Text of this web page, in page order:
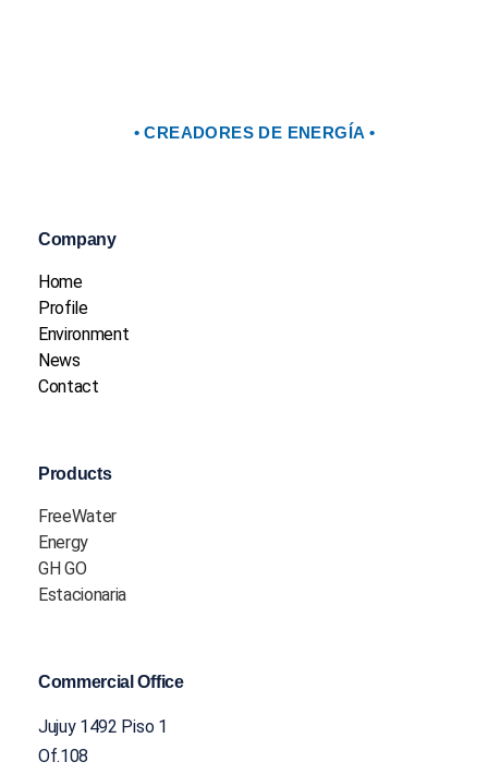
• CREADORES DE ENERGÍA •
Company
Home
Profile
Environment
News
Contact
Products
FreeWater
Energy
GH GO
Estacionaria
Commercial Office
Jujuy 1492 Piso 1
Of.108